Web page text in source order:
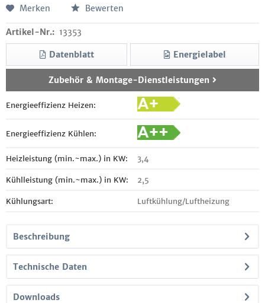
Merken Bewerten
Artikel-Nr.: 13353
Datenblatt Energielabel
Zubehör & Montage-Dienstleistungen
Energieeffizienz Heizen:
Energieeffizienz Kühlen:
Heizleistung (min.~max.) in KW: 3,4
Kühlleistung (min.~max.) in KW: 2,5
Kühlungsart: Luftkühlung/Luftheizung
Beschreibung
Technische Daten
Downloads